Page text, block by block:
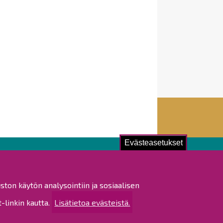
Evästeasetukset
käytön analysointiin ja sosiaalisen
linkin kautta.
Lisätietoa evästeistä.
ja pöytäkirjat